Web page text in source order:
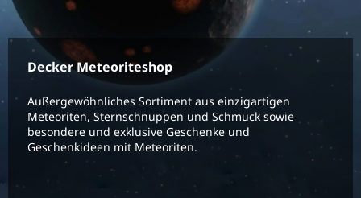
Decker Meteoriteshop
Außergewöhnliches Sortiment aus einzigartigen
Meteoriten, Sternschnuppen und Schmuck sowie
besondere und exklusive Geschenke und
Geschenkideen mit Meteoriten.